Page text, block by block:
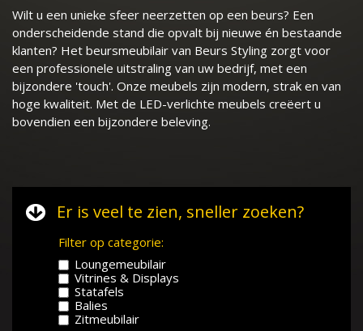
Wilt u een unieke sfeer neerzetten op een beurs? Een
onderscheidende stand die opvalt bij nieuwe én bestaande
klanten? Het beursmeubilair van Beurs Styling zorgt voor
een professionele uitstraling van uw bedrijf, met een
bijzondere 'touch'. Onze meubels zijn modern, strak en van
hoge kwaliteit. Met de LED-verlichte meubels creëert u
bovendien een bijzondere beleving.
Er is veel te zien, sneller zoeken?
Filter op categorie:
Loungemeubilair
Vitrines & Displays
Statafels
Balies
Zitmeubilair